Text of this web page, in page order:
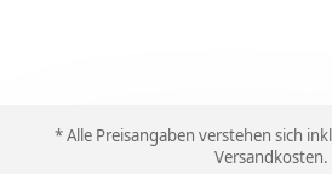
* Alle Preisangaben verstehen sich
Versandkosten.